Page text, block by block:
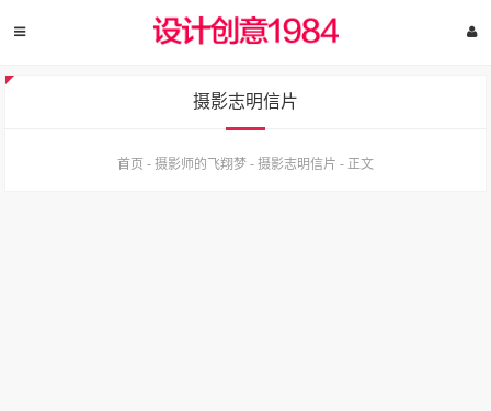
摄影志明信片
首页 - 摄影师的飞翔梦 - 摄影志明信片 - 正文